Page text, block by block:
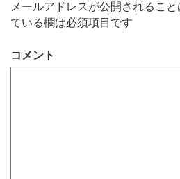
メールアドレスが公開されること
ている欄は必須項目です
コメント